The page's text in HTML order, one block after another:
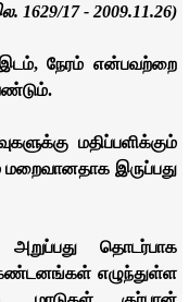
1629/17 - 2009.11.26)
நேரம் என்பவற்றை
மதிப்பளிக்கும்
இருப்பது
தொடர்பாக
எழுந்துள்ள